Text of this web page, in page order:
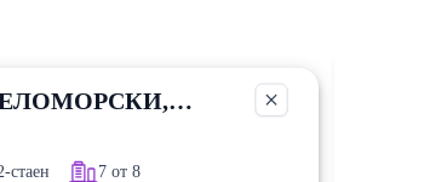
стаен 7 от 8